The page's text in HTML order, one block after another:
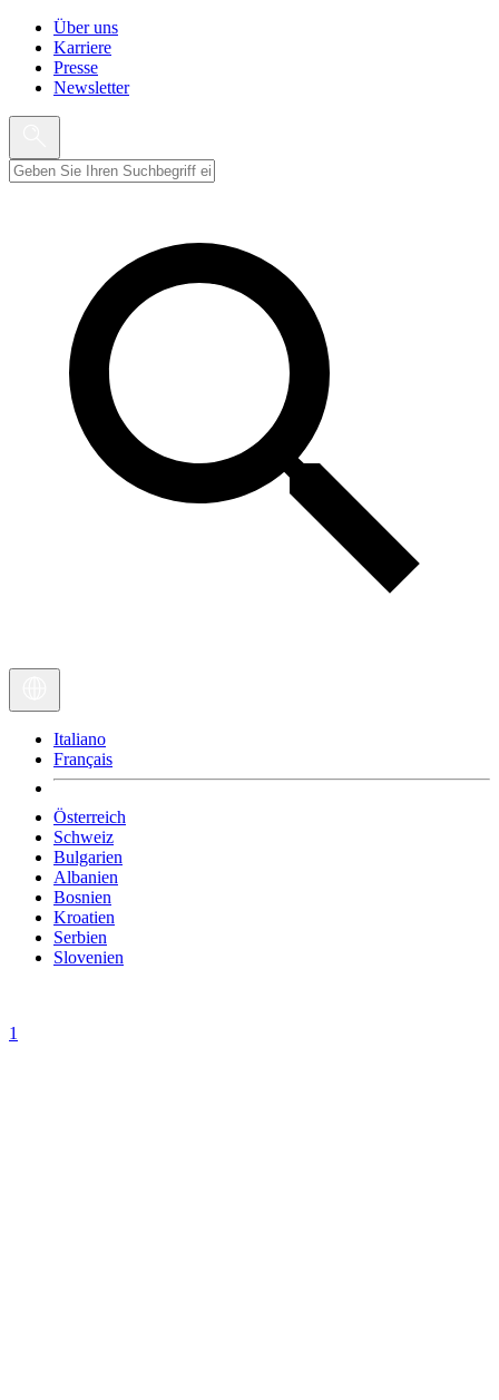
Über uns
Karriere
Presse
Newsletter
Italiano
Français
Österreich
Schweiz
Bulgarien
Albanien
Bosnien
Kroatien
Serbien
Slovenien
1